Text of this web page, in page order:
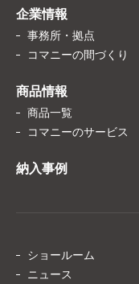
企業情報
事務所・拠点
コマニーの間づくり
商品情報
商品一覧
コマニーのサービス
納入事例
ショールーム
ニュース